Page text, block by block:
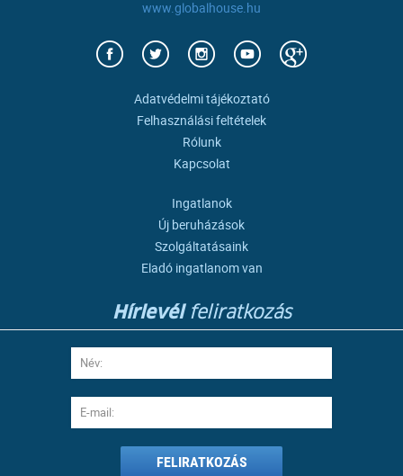
www.globalhouse.hu
Adatvédelmi tájékoztató
Felhasználási feltételek
Rólunk
Kapcsolat
Ingatlanok
Új beruházások
Szolgáltatásaink
Eladó ingatlanom van
Hírlevélfeliratkozás
FELIRATKOZÁS